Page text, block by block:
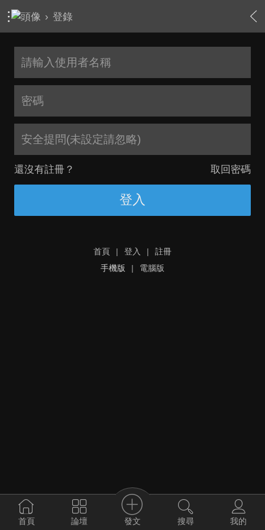
› 登錄
安全提問(未設定請忽略)
還沒有註冊？ 取回密碼
登入
首頁 | 登入 |
註冊
手機版
| 電腦版
首頁 論壇 發文 搜尋 我的